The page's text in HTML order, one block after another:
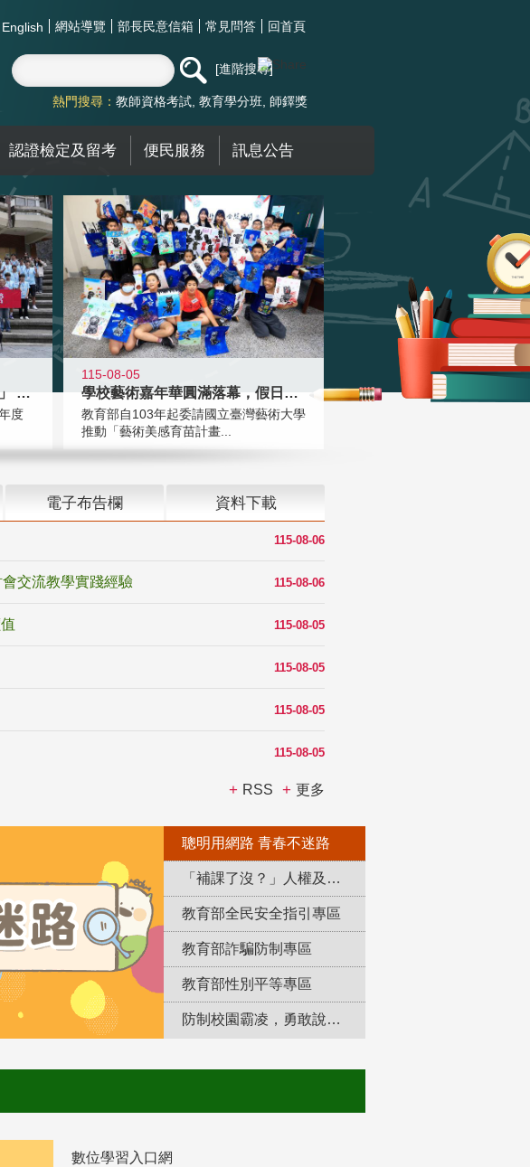
English 網站導覽 部長民意信箱 常見問答 回首頁
進階搜尋
熱門搜尋： 教師資格考試 教育學分班 師鐸獎
認證檢定及留考 便民服務 訊息公告
國教署「全國高中暑期研習營」 以多
度
115-08-05
學校藝術嘉年華圓滿落幕，假日學校接
教育部自103年起委請國立臺灣藝術大學
推動「藝術美感育苗計畫...
電子布告欄 資料下載
115-08-06
115-08-06
交流教學實踐經驗
115-08-05
115-08-05
115-08-05
115-08-05
RSS 更多
聰明用網路 青春不迷路
「補課了沒？」人權及轉型正義教育專區
教育部全民安全指引專區
教育部詐騙防制專區
教育部性別平等專區
防制校園霸凌，勇敢說出來！
數位學習入口網